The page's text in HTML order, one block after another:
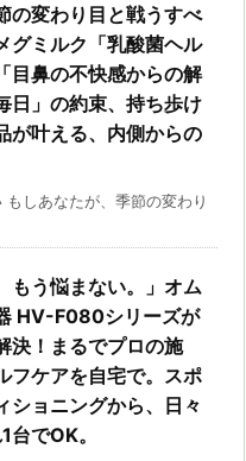
の変わり目と戦うすべ
グミルク「乳酸菌ヘル
目鼻の不快感からの解
日」の約束、持ち歩け
が叶える、内側からの
もしあなたが、季節の変わり
もう悩まない。」オム
HV-F080シリーズが
決！まるでプロの施
フケアを自宅で。スポ
ショニングから、日々
でOK。